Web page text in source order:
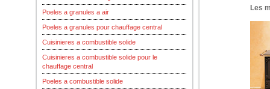
Poeles a granules a air
Poeles a granules pour chauffage central
Cuisinieres a combustible solide
Cuisinieres a combustible solide pour le
chauffage central
Poeles a combustible solide
Les